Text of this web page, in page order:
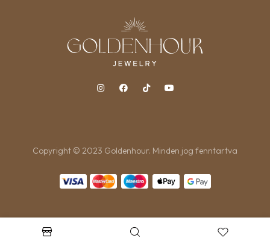
Copyright © 2023 Goldenhour. Minden jog fenntartva